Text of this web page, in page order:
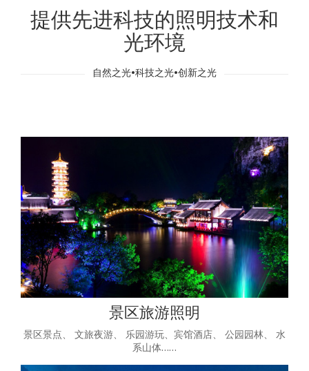
提供先进科技的照明技术和
光环境
自然之光•科技之光•创新之光
景区旅游照明
景区景点、 文旅夜游、 乐园游玩、宾馆酒店、 公园园林、 水
系山体……